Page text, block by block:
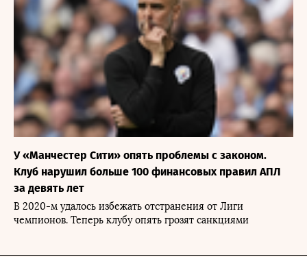
У «Манчестер Сити» опять проблемы с законом.
Клуб нарушил больше 100 финансовых правил АПЛ
за девять лет
В 2020-м удалось избежать отстранения от Лиги
чемпионов. Теперь клубу опять грозят санкциями